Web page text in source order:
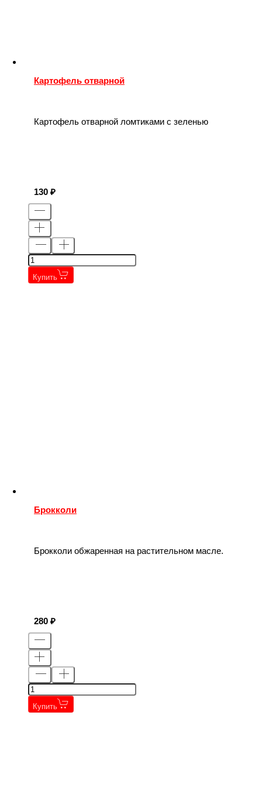
Картофель отварной
Картофель отварной ломтиками с зеленью
130
Купить
Брокколи
Брокколи обжаренная на растительном масле.
280
Купить